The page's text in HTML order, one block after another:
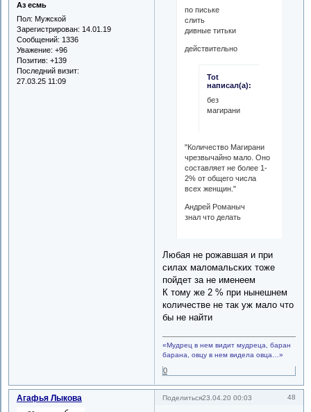
Аз есмь
Пол: Мужской
Зарегистрирован: 14.01.19
Сообщений: 1336
Уважение: +96
Позитив: +139
Последний визит:
27.03.25 11:09
по письке
слить
дивные титьки
действительно
Tot
написал(а):
без
магирани
"Количество Магирани
чрезвычайно мало. Оно
составляет не более 1-
2% от общего числа
всех женщин."
Андрей Романыч
знал что делать
Любая не рожавшая и при
силах маломальских тоже
пойдет за не именеем
К тому же 2 % при нынешнем
количестве не так уж мало что
бы не найти
«Мудрец в нем видит мудреца, баран
барана, овцу в нем видела овца…»
0
Поделиться 48
23.04.20 00:03
Агафья Лыкова